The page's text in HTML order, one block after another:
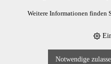
Weitere Informationen finden
Notwendige